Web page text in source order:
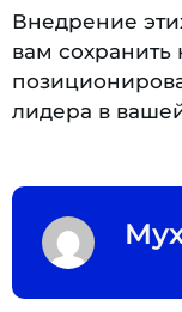
Внедрение
вам сохранить
лидера в